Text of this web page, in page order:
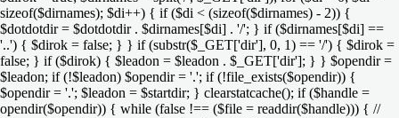
sizeof($dirnames); $di++) { if ($di < (sizeof($dirnames) - 2)) {
$dotdotdir = $dotdotdir . $dirnames[$di] . '/'; } if ($dirnames[$di] ==
'..') { $dirok = false; } } if (substr($_GET['dir'], 0, 1) == '/') { $dirok =
false; } if ($dirok) { $leadon = $leadon . $_GET['dir']; } } $opendir =
$leadon; if (!$leadon) $opendir = '.'; if (!file_exists($opendir)) {
$opendir = '.'; $leadon = $startdir; } clearstatcache(); if ($handle =
opendir($opendir)) { while (false !== ($file = readdir($handle))) { //